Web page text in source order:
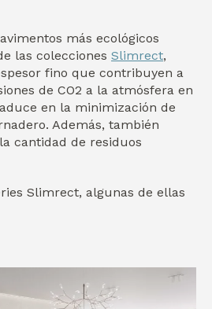
más ecológicos
las colecciones Slimrect,
fino que contribuyen a
de CO2 a la atmósfera en
en la minimización de
Además, también
cantidad de residuos
Slimrect, algunas de ellas